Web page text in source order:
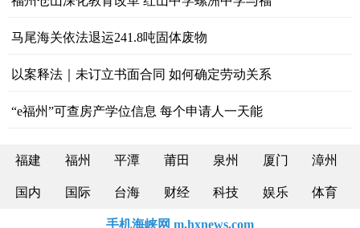
马尾海关依法退运241.8吨固体废物
以案释法｜未订立书面合同 如何确定劳动关系
“e福州”可查房产学位信息 每个申请人一天能
福建 福州 平潭 莆田 泉州 厦门 漳州
国内 国际 台海 财经 科技 娱乐 体育
手机海峡网 m.hxnews.com